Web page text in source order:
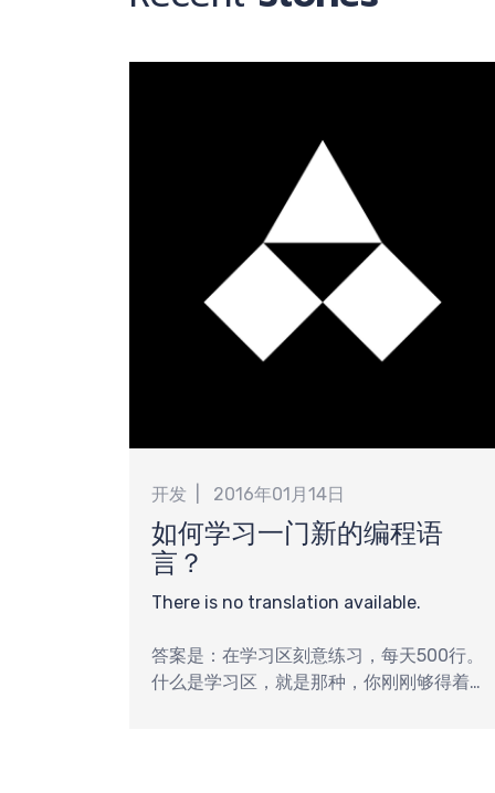
识
计
开发 2016年01月14日
如何学习一门新的编程语
言？
There is no translation available.
答案是：在学习区刻意练习，每天500行。
什么是学习区，就是那种，你刚刚够得着，